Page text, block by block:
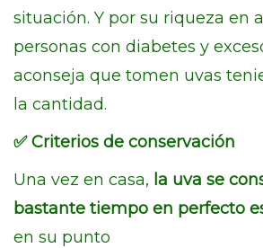
situación. Y por su riqueza en
personas con diabetes y
aconseja que tomen uvas
la cantidad.
✅Criterios de conservación
Una vez en casa, la uva se
bastante tiempo en perfecto
en su punto